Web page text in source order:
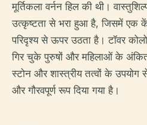
मूर्तिकला वर्नन हिल की थी।
उत्कृष्टता से भरा हुआ है, जिसमें एक
परिदृश्य से ऊपर उठता है। टॉवर
गिर चुके पुरुषों और महिलाओं के अंकित
स्टोन और शास्त्रीय तत्वों के उपयोग
और गौरवपूर्ण रूप दिया गया है।